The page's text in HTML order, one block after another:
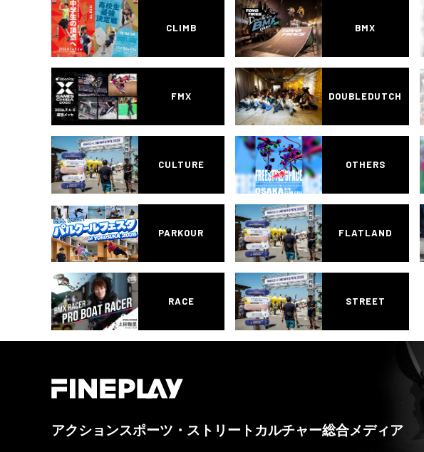
CLIMB BMX
FMX DOUBLEDUTCH
CULTURE OTHERS
PARKOUR FLATLAND
RACE STREET
アクションスポーツ・ストリートカルチャー総合メディア